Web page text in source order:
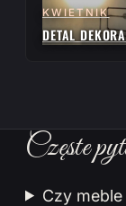
KWIETNIK
DETAL
Częste
Czy